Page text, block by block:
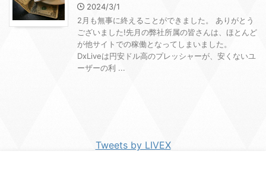
2024/3/1
2月も無事に終えることができました。 ありがとう
ございました!先月の弊社所属の皆さんは、ほとんど
が他サイトでの稼働となってしまいました。
DxLiveは円安ドル高のプレッシャーが、安くないユ
ーザーの利 ...
Tweets by LIVEX